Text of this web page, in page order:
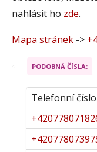
nahlásit ho zde.
Mapa stránek ->
PODOBNÁ ČÍSLA:
Telefonní číslo